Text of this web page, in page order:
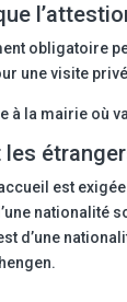
obligatoire
une visite
à la mairie où
les
est
nationalité
d’une